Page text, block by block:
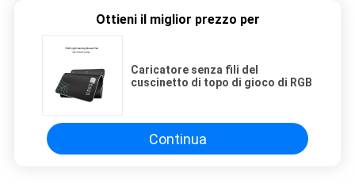
Ottieni il miglior prezzo per
Caricatore senza fili del
cuscinetto di topo di gioco di RGB
Continua